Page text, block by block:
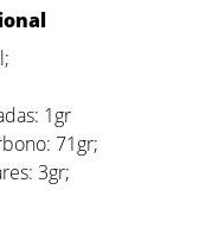
1gr
71gr;
3gr;